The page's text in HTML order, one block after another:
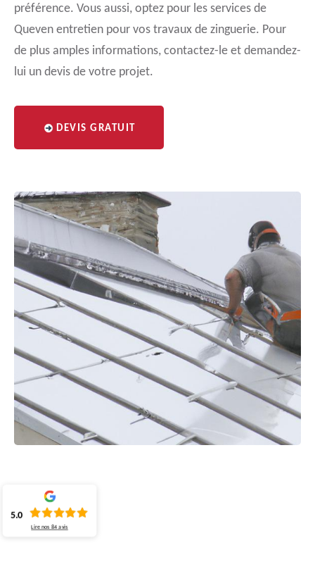
préférence. Vous aussi, optez pour les services de
Queven entretien pour vos travaux de zinguerie. Pour
de plus amples informations, contactez-le et demandez-
lui un devis de votre projet.
DEVIS GRATUIT
5.0
Lire nos84 avis